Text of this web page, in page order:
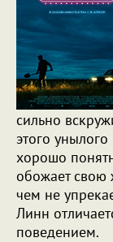
сильно
этого
хорошо
обожает свою
чем не
Линн
поведением.